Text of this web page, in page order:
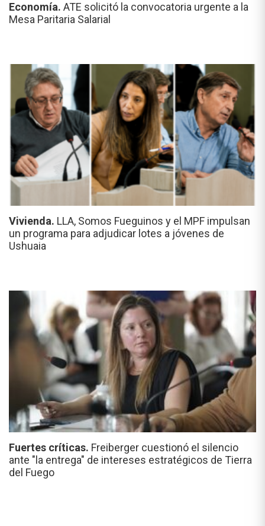
Economía. ATE solicitó la convocatoria urgente a la
Mesa Paritaria Salarial
Vivienda. LLA, Somos Fueguinos y el MPF impulsan
un programa para adjudicar lotes a jóvenes de
Ushuaia
Fuertes críticas. Freiberger cuestionó el silencio
ante "la entrega" de intereses estratégicos de Tierra
del Fuego